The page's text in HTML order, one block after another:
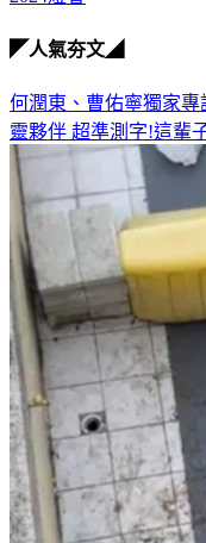
◤人氣夯文◢
何潤東、曹佑寧獨家專
靈夥伴 超準測字!這輩